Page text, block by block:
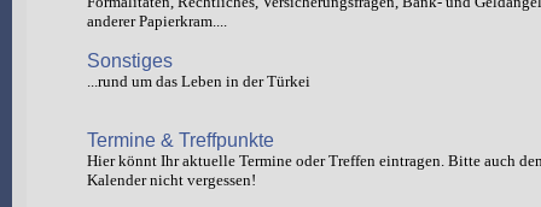
anderer Papierkram....
Sonstiges
...rund um das Leben in der Türkei
Termine & Treffpunkte
Hier könnt Ihr aktuelle Termine oder Treffen eintragen. Bitte auch
Kalender nicht vergessen!